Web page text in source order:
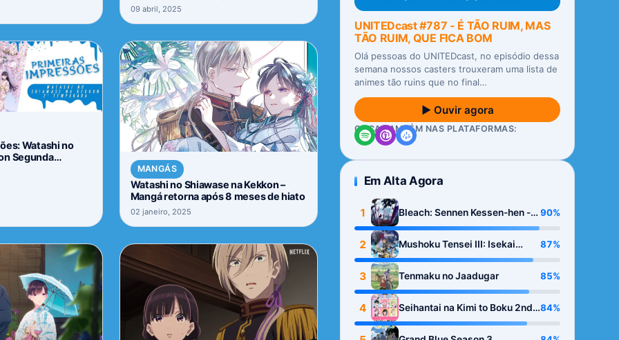
09 abril, 2025
Watashi no
Segunda
MANGÁS
Watashi no Shiawase na Kekkon –
Mangá retorna após 8 meses de hiato
02 janeiro, 2025
UNITEDcast #787 - É TÃO RUIM, MAS
TÃO RUIM, QUE FICA BOM
Olá pessoas do UNITEDcast, no episódio dessa
semana nossos casters trouxeram uma lista de
animes tão ruins que no final…
▶ Ouvir agora
OUÇA TAMBÉM NAS PLATAFORMAS:
Em Alta Agora
1
Bleach: Sennen Kessen-hen -
Kashin-tan
90%
2
Mushoku Tensei III: Isekai
Ittara Honki Dasu
87%
3 Tenmaku no Jaadugar 85%
4
Seihantai na Kimi to Boku 2nd
Season
84%